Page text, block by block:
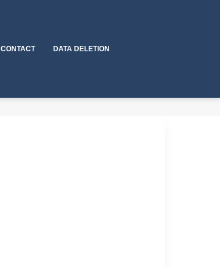
CONTACT DATA DELETION